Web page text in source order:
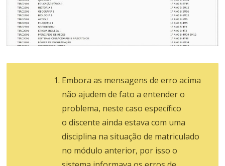
Embora as mensagens de erro acima
não ajudem de fato a entender o
problema, neste caso específico
o discente ainda estava com uma
disciplina na situação de matriculado
no módulo anterior, por isso o